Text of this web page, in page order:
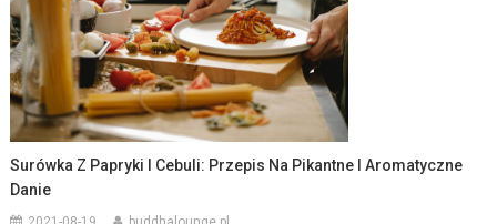
Surówka Z Papryki I Cebuli: Przepis Na Pikantne I Aromatyczne
Danie